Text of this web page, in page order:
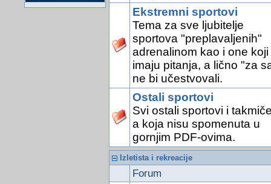
Ekstremni sportovi
Tema za sve ljubitelje
sportova "preplavaljenih"
adrenalinom kao i one koji
imaju pitanja, a lično "za
ne bi učestvovali.
Ostali sportovi
Svi ostali sportovi i
a koja nisu spomenuta u
gornjim PDF-ovima.
Izletista i rekreacije
Forum